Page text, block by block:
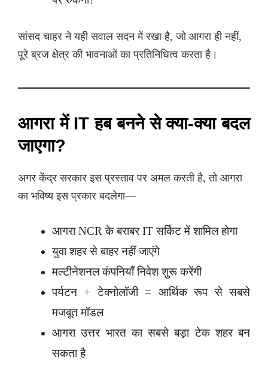
सांसद चाहर ने यही सवाल सदन में रखा है, जो आगरा ही नहीं,
पूरे ब्रज क्षेत्र की भावनाओं का प्रतिनिधित्व करता है।
आगरा में IT हब बनने से क्या-क्या बदल
जाएगा?
अगर केंद्र सरकार इस प्रस्ताव पर अमल करती है, तो आगरा
का भविष्य इस प्रकार बदलेगा—
आगरा NCR के बराबर IT सर्किट में शामिल होगा
युवा शहर से बाहर नहीं जाएंगे
मल्टीनेशनल कंपनियाँ निवेश शुरू करेंगी
पर्यटन + टेक्नोलॉजी = आर्थिक रूप से सबसे
मजबूत मॉडल
आगरा उत्तर भारत का सबसे बड़ा टेक शहर बन
सकता है